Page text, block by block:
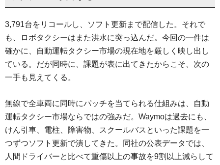
3,791台をリコールし、ソフト更新まで配信した。それで
も、ロボタクシーはまた洪水に突っ込んだ。今回の一件は
確かに、自動運転タクシー市場の現在地を厳しく映し出し
ている。だが同時に、課題が表に出てきたからこそ、次の
一手も見えてくる。
無線で全車両に同時にパッチを当てられる仕組みは、自動
運転タクシー市場ならではの強みだ。Waymoは過去にも、
けん引車、電柱、障害物、スクールバスといった課題を一
つずつソフト更新で潰してきた。同社の公表データでは、
人間ドライバーと比べて重傷以上の事故を9割以上減らして